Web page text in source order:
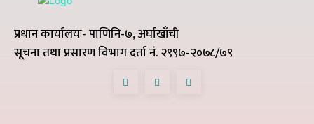
प्रधान कार्यालयः- पाणिनि-७, अर्घाखाँची
सूचना तथा प्रसारण विभाग दर्ता नं. २९९७-२०७८/७९